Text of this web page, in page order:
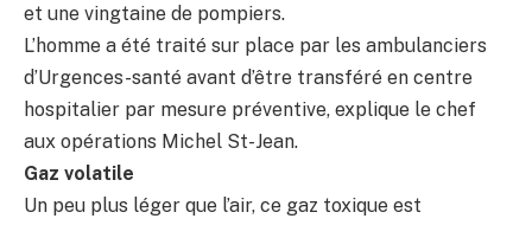
et une vingtaine de pompiers.
L’homme a été traité sur place par les ambulanciers
d’Urgences-santé avant d’être transféré en centre
hospitalier par mesure préventive, explique le chef
aux opérations Michel St-Jean.
Gaz volatile
Un peu plus léger que l’air, ce gaz toxique est